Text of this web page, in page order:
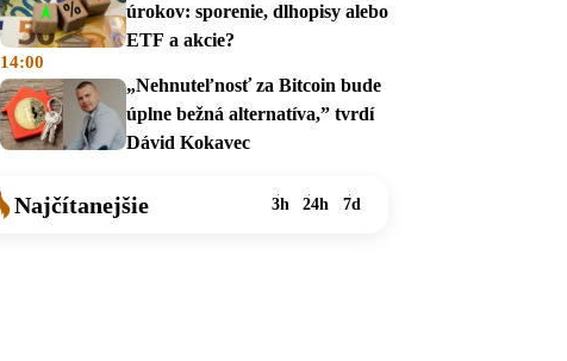
úrokov: sporenie, dlhopisy alebo
ETF a akcie?
14:00
„Nehnuteľnosť za Bitcoin bude
úplne bežná alternatíva,” tvrdí
Dávid Kokavec
Najčítanejšie 3h 24h 7d